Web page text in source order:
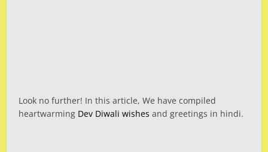
Look no further! In this article, We have compiled
heartwarming Dev Diwali wishes and greetings in hindi.